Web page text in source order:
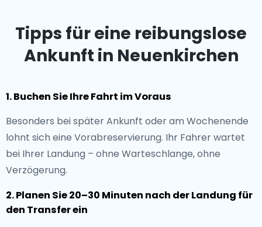
Tipps für eine reibungslose
Ankunft in Neuenkirchen
1. Buchen Sie Ihre Fahrt im Voraus
Besonders bei später Ankunft oder am Wochenende
lohnt sich eine Vorabreservierung. Ihr Fahrer wartet
bei Ihrer Landung – ohne Warteschlange, ohne
Verzögerung.
2. Planen Sie 20–30 Minuten nach der Landung für
den Transfer ein